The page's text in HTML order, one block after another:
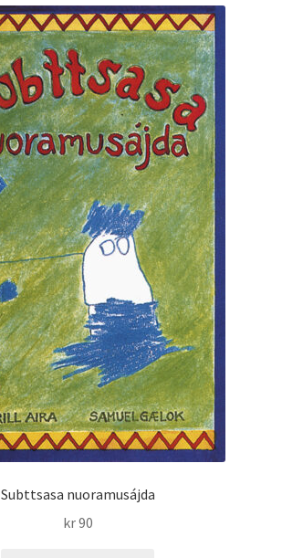
Subttsasa nuoramusájda
kr90